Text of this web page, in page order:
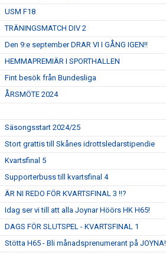
USM F18
TRÄNINGSMATCH DIV 2
Den 9:e september DRAR VI I GÅNG IGEN!!
HEMMAPREMIÄR I SPORTHALLEN
Fint besök från Bundesliga
ÅRSMÖTE 2024
Säsongsstart 2024/25
Stort grattis till Skånes idrottsledarstipendie
Kvartsfinal 5
Supporterbuss till kvartsfinal 4
ÄR NI REDO FÖR KVARTSFINAL 3 !!?
Idag ser vi till att alla Joynar Höörs HK H65!
DAGS FÖR SLUTSPEL - KVARTSFINAL 1
Stötta H65 - Bli månadsprenumerant på JOYNA!